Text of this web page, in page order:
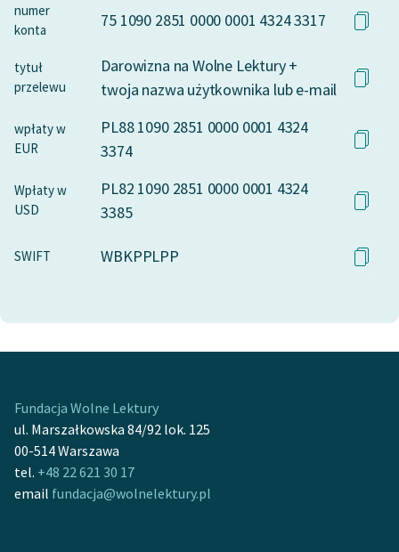
numer
konta
75 1090 2851 0000 0001 4324 3317
tytuł
przelewu
Darowizna na Wolne Lektury +
twoja nazwa użytkownika lub e-mail
wpłaty w
EUR
PL88 1090 2851 0000 0001 4324
3374
Wpłaty w
USD
PL82 1090 2851 0000 0001 4324
3385
SWIFT WBKPPLPP
Fundacja Wolne Lektury
ul. Marszałkowska 84/92 lok. 125
00-514 Warszawa
tel. +48 22 621 30 17
email fundacja@wolnelektury.pl